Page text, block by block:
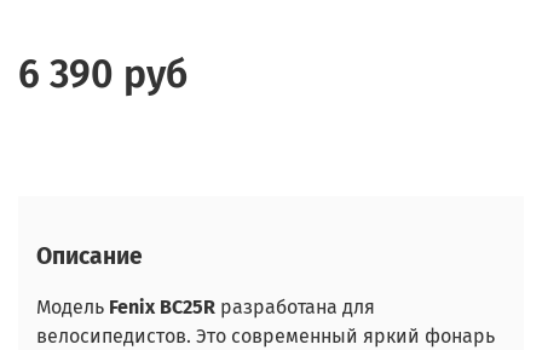
6 390 руб
Описание
Модель Fenix BC25R разработана для
велосипедистов. Это современный яркий фонарь